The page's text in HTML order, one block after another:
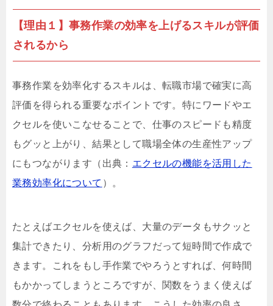
【理由１】事務作業の効率を上げるスキルが評価
されるから
事務作業を効率化するスキルは、転職市場で確実に高
評価を得られる重要なポイントです。特にワードやエ
クセルを使いこなせることで、仕事のスピードも精度
もグッと上がり、結果として職場全体の生産性アップ
にもつながります（出典： エクセルの機能を活用した
業務効率化について ）。
たとえばエクセルを使えば、大量のデータもサクッと
集計できたり、分析用のグラフだって短時間で作成で
きます。これをもし手作業でやろうとすれば、何時間
もかかってしまうところですが、関数をうまく使えば